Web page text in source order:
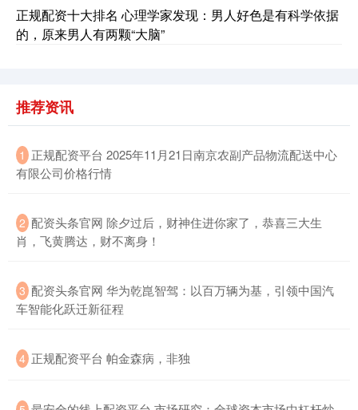
正规配资十大排名 心理学家发现：男人好色是有科学依据
的，原来男人有两颗“大脑”
推荐资讯
1 ​正规配资平台 2025年11月21日南京农副产品物流配送中心
有限公司价格行情
2 ​配资头条官网 除夕过后，财神住进你家了，恭喜三大生
肖，飞黄腾达，财不离身！
3 ​配资头条官网 华为乾崑智驾：以百万辆为基，引领中国汽
车智能化跃迁新征程
4 ​正规配资平台 帕金森病，非独